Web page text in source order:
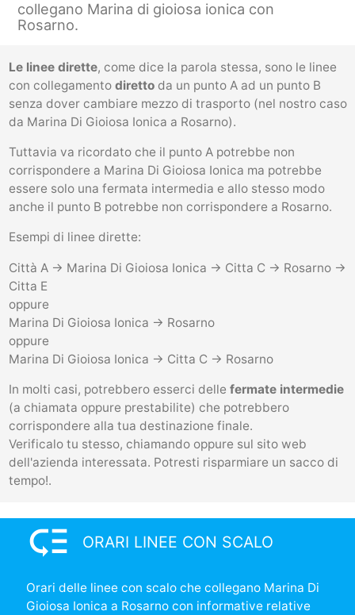
collegano Marina di gioiosa ionica con
Rosarno.
Le linee dirette, come dice la parola stessa, sono le linee
con collegamento direttoda un punto A ad un punto B
senza dover cambiare mezzo di trasporto (nel nostro caso
da Marina Di Gioiosa Ionica a Rosarno).
Tuttavia va ricordato che il punto A potrebbe non
corrispondere a Marina Di Gioiosa Ionica ma potrebbe
essere solo una fermata intermedia e allo stesso modo
anche il punto B potrebbe non corrispondere a Rosarno.
Esempi di linee dirette:
Città A -> Marina Di Gioiosa Ionica -> Citta C -> Rosarno ->
Citta E
oppure
Marina Di Gioiosa Ionica -> Rosarno
oppure
Marina Di Gioiosa Ionica -> Citta C -> Rosarno
In molti casi, potrebbero esserci delle fermate intermedie
(a chiamata oppure prestabilite) che potrebbero
corrispondere alla tua destinazione finale.
Verificalo tu stesso, chiamando oppure sul sito web
dell'azienda interessata. Potresti risparmiare un sacco di
tempo!.
low_priority ORARI LINEE CON SCALO
Orari delle linee con scalo che collegano Marina Di
Gioiosa Ionica a Rosarno con informative relative